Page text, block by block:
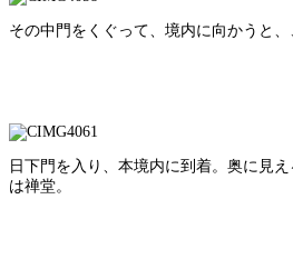
その中門をくぐって、境内に向かうと、
日下門を入り、本境内に到着。奥に見
は禅堂。